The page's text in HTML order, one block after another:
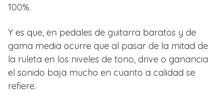
100%.
Y es que, en pedales de guitarra baratos y de
gama media ocurre que al pasar de la mitad de
la ruleta en los niveles de tono, drive o ganancia
el sonido baja mucho en cuanto a calidad se
refiere.